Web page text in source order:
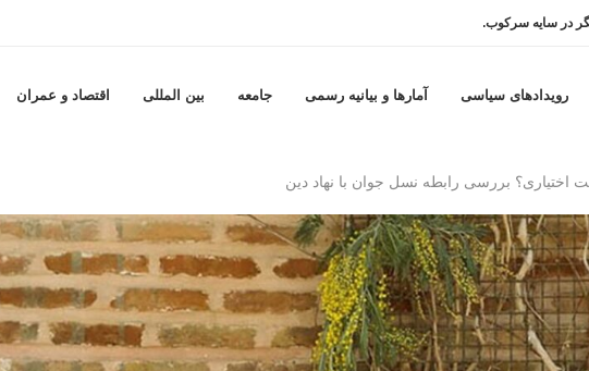
در سایه سرکوب...
رویدادهای سیاسی آمارها و بيانيه رسمى جامعه بين المللى اقتصاد و عمران
اختیاری؟ بررسی رابطه نسل جوان با نهاد دین